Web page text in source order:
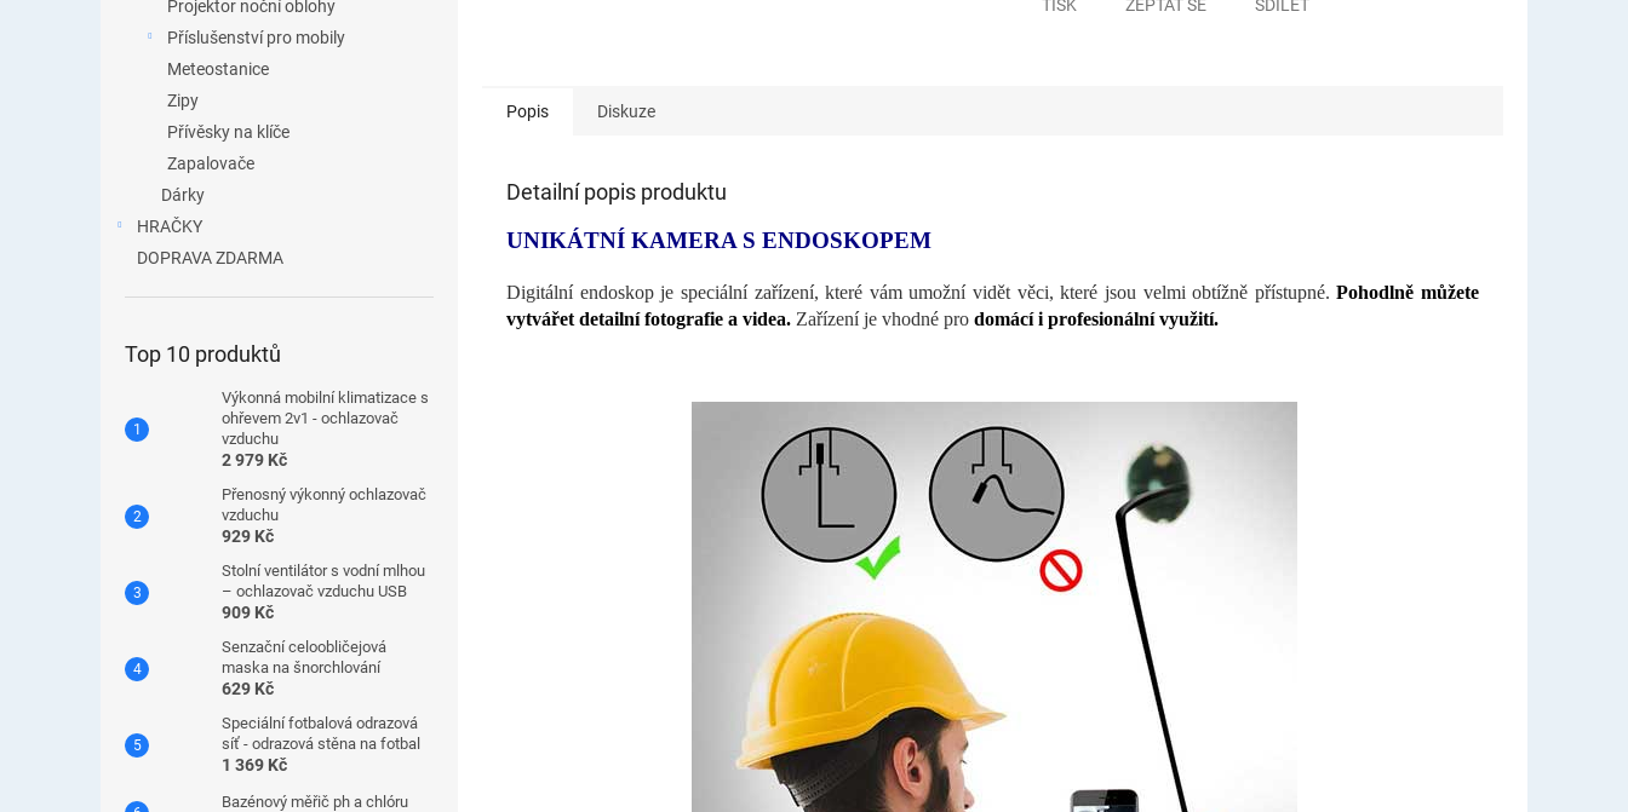
Projektor noční oblohy
Příslušenství pro mobily
Meteostanice
Zipy
Přívěsky na klíče
Zapalovače
Dárky
HRAČKY
DOPRAVA ZDARMA
Top 10 produktů
Výkonná mobilní klimatizace s
ohřevem 2v1 - ochlazovač
vzduchu
2 979 Kč
Přenosný výkonný ochlazovač
vzduchu
929 Kč
Stolní ventilátor s vodní mlhou
– ochlazovač vzduchu USB
909 Kč
Senzační celoobličejová
maska ​​na šnorchlování
629 Kč
Speciální fotbalová odrazová
síť - odrazová stěna na fotbal
1 369 Kč
Bazénový měřič ph a chlóru
TISK ZEPTAT SE SDÍLET
Popis Diskuze
Detailní popis produktu
UNIKÁTNÍ KAMERA S ENDOSKOPEM
Digitální endoskop je speciální zařízení, které vám umožní vidět věci, které jsou velmi obtížně přístupné.Pohodlně můžete
vytvářet detailní fotografie a videa. Zařízení je vhodné pro domácí i profesionální využití.